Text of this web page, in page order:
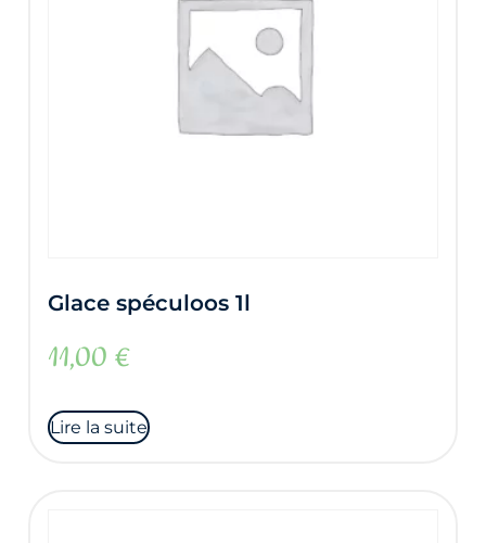
Glace spéculoos 1l
11,00 €
Lire la suite